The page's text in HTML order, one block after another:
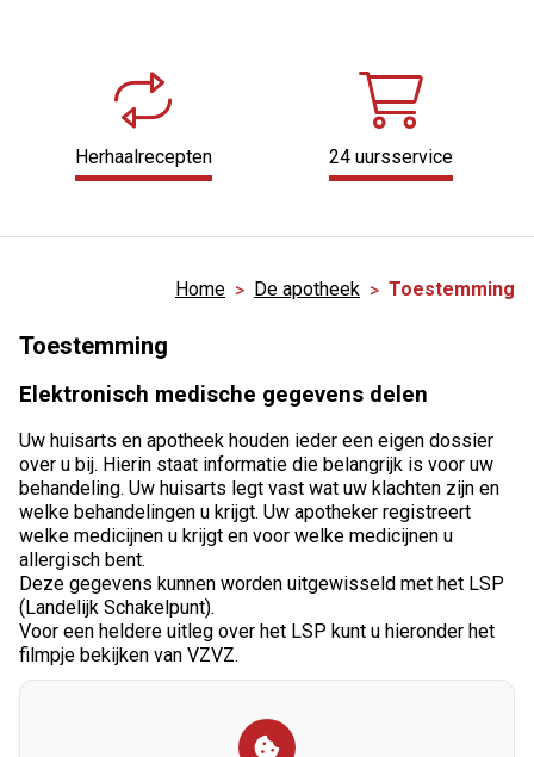
Herhaalrecepten 24 uursservice
Home De apotheek Toestemming
Toestemming
Elektronisch medische gegevens delen
Uw huisarts en apotheek houden ieder een eigen dossier
over u bij. Hierin staat informatie die belangrijk is voor uw
behandeling. Uw huisarts legt vast wat uw klachten zijn en
welke behandelingen u krijgt. Uw apotheker registreert
welke medicijnen u krijgt en voor welke medicijnen u
allergisch bent.
Deze gegevens kunnen worden uitgewisseld met het LSP
(Landelijk Schakelpunt).
Voor een heldere uitleg over het LSP kunt u hieronder het
filmpje bekijken van VZVZ.